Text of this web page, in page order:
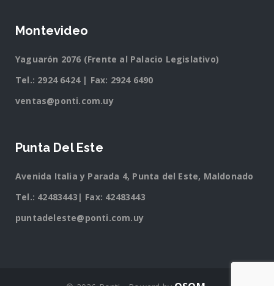
Montevideo
Yaguarón 2076 (Frente al Palacio Legislativo)
Tel.: 2924 6424| Fax: 2924 6490
ventas@ponti.com.uy
Punta Del Este
Avenida Italia y Parada 4, Punta del Este, Maldonado
Tel.: 42483443 | Fax: 42483443
puntadeleste@ponti.com.uy